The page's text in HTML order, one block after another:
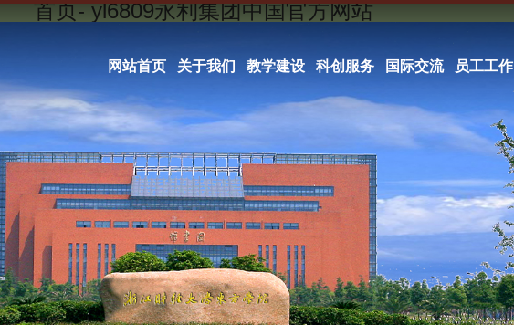
首页- yl6809永利集团中国官方网站
网站首页 关于我们 教学建设 科创服务 国际交流 员工工作